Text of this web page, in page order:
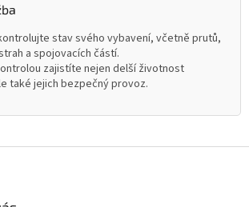
stav svého vybavení, včetně prutů,
a spojovacích částí.
zajistíte nejen delší životnost
také jejich bezpečný provoz.